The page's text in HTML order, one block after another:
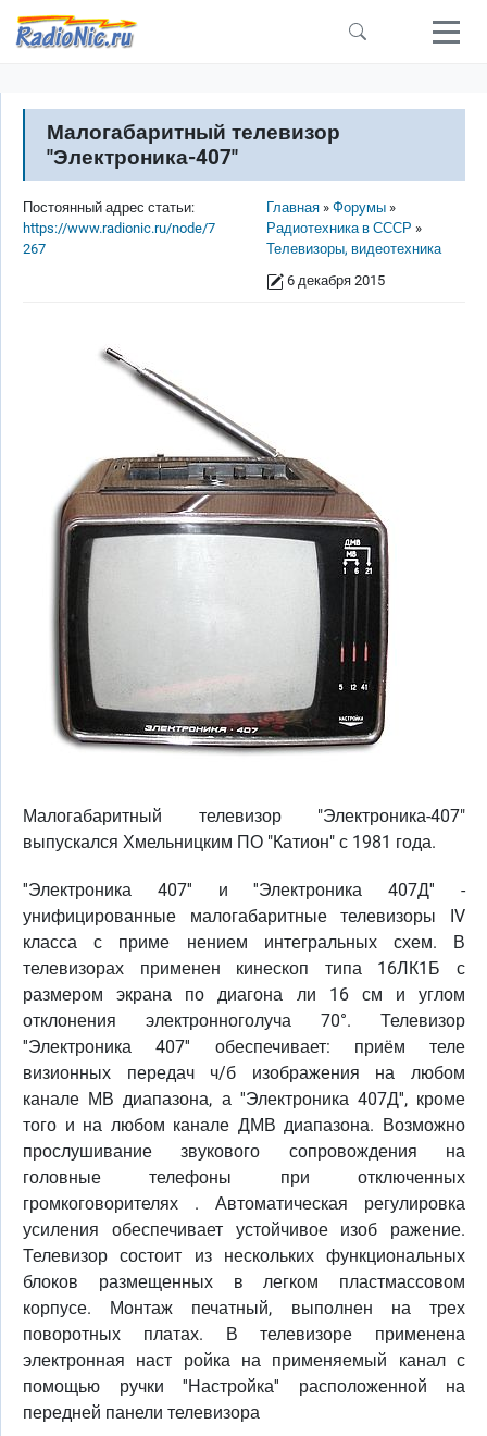
Перейти к основному содержанию
Малогабаритный телевизор
"Электроника-407"
Строка навигации
Главная
Форумы
Радиотехника в СССР
Телевизоры, видеотехника
6 декабря 2015
Постоянный адрес статьи:
https://www.radionic.ru/node/7
267
Малогабаритный телевизор "Электроника-407"
выпускался Хмельницким ПО "Катион" с 1981 года.
''Электроника 407'' и ''Электроника 407Д'' -
унифицированные малогабаритные телевизоры IV
класса с приме нением интегральных схем. В
телевизорах применен кинескоп типа 16ЛК1Б с
размером экрана по диагона ли 16 см и углом
отклонения электронноголуча 70°. Телевизор
''Электроника 407'' обеспечивает: приём теле
визионных передач ч/б изображения на любом
канале МВ диапазона, а ''Электроника 407Д'', кроме
того и на любом канале ДМВ диапазона. Возможно
прослушивание звукового сопровождения на
головные телефоны при отключенных
громкоговорителях . Автоматическая регулировка
усиления обеспечивает устойчивое изоб ражение.
Телевизор состоит из нескольких функциональных
блоков размещенных в легком пластмассовом
корпусе. Монтаж печатный, выполнен на трех
поворотных платах. В телевизоре применена
электронная наст ройка на применяемый канал с
помощью ручки ''Настройка'' расположенной на
передней панели телевизора